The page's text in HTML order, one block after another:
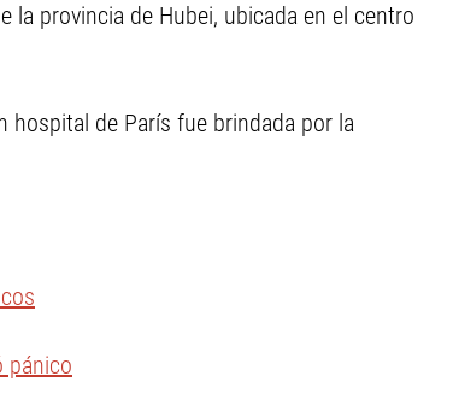
la provincia de Hubei, ubicada en el centro
hospital de París fue brindada por la
pánico